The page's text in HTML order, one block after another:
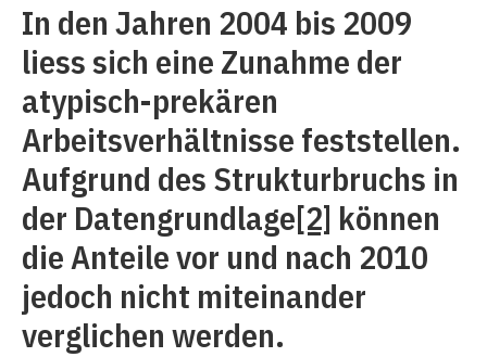
In den Jahren 2004 bis 2009
liess sich eine Zunahme der
atypisch-prekären
Arbeitsverhältnisse feststellen.
Aufgrund des Strukturbruchs in
der Datengrundlage[2] können
die Anteile vor und nach 2010
jedoch nicht miteinander
verglichen werden.